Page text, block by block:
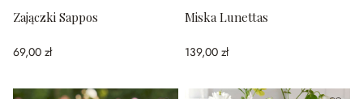
Zajączki Sappos
69,00 zł
Miska Lunettas
139,00 zł